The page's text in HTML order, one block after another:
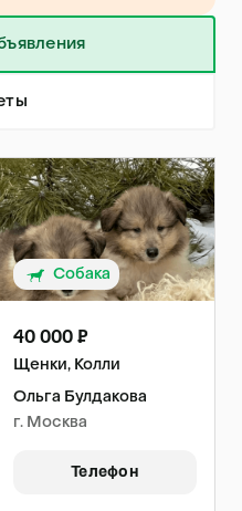
Собака
40 000 ₽
Щенки, Колли
Ольга Булдакова
г. Москва
Телефон